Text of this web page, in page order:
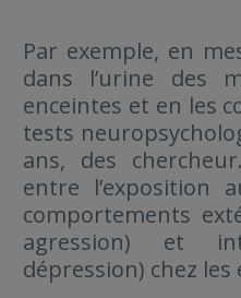
Par exemple, en
dans l’urine des
enceintes et en les
tests
ans, des
entre l’exposition
comportements
agression) et
dépression) chez